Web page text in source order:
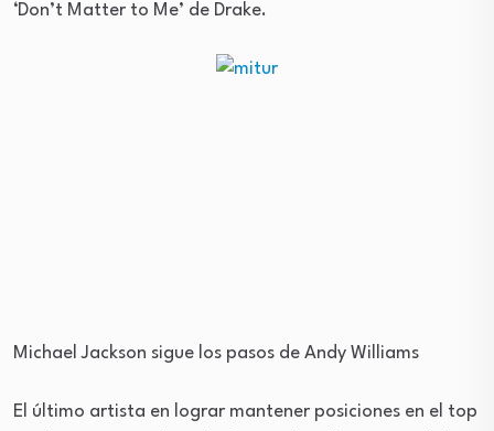
‘Don’t Matter to Me’ de Drake.
Michael Jackson sigue los pasos de Andy Williams
El último artista en lograr mantener posiciones en el top